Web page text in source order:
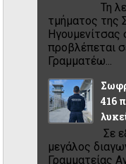
Τη
τμήματος της
Ηγουμενίτσας
προβλέπεται
Γραμματέω...
416
Σε
μεγάλος
Γραμματείας